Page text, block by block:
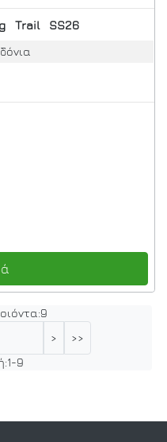
Trail
SS26
9
>
>>
1-9